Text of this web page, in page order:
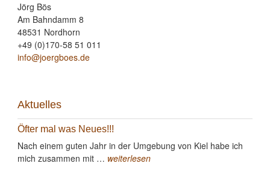
Jörg Bös
Am Bahndamm 8
48531 Nordhorn
+49 (0)170-58 51 011
info@joergboes.de
Aktuelles
Öfter mal was Neues!!!
Nach einem guten Jahr in der Umgebung von Kiel habe ich
mich zusammen mit … weiterlesen